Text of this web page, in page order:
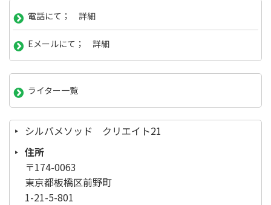
電話にて； 詳細
Eメールにて； 詳細
ライター一覧
シルバメソッド クリエイト21
住所
〒174-0063
東京都板橋区前野町
1-21-5-801